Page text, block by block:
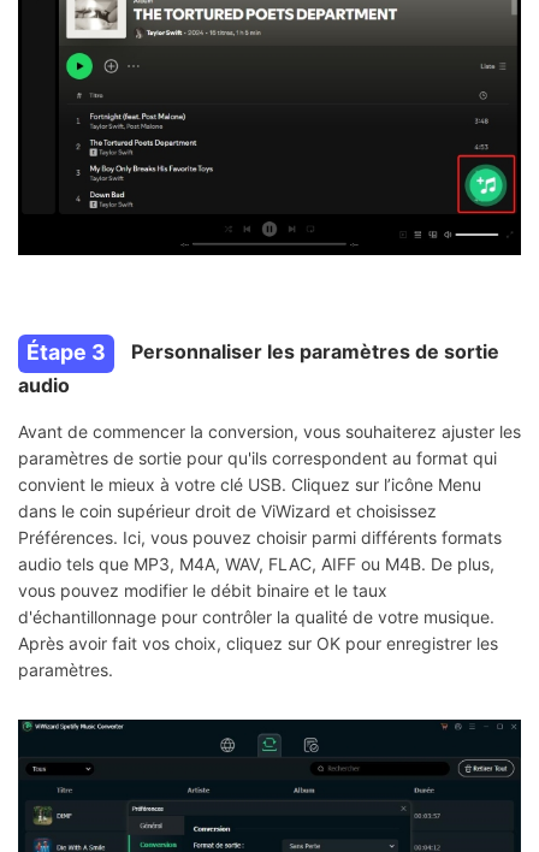
Étape 3
Personnaliser les paramètres de sortie
audio
Avant de commencer la conversion, vous souhaiterez ajuster les
paramètres de sortie pour qu'ils correspondent au format qui
convient le mieux à votre clé USB. Cliquez sur l’icône Menu
dans le coin supérieur droit de ViWizard et choisissez
Préférences. Ici, vous pouvez choisir parmi différents formats
audio tels que MP3, M4A, WAV, FLAC, AIFF ou M4B. De plus,
vous pouvez modifier le débit binaire et le taux
d'échantillonnage pour contrôler la qualité de votre musique.
Après avoir fait vos choix, cliquez sur OK pour enregistrer les
paramètres.